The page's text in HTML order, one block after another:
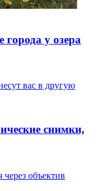
у озера
снимки,